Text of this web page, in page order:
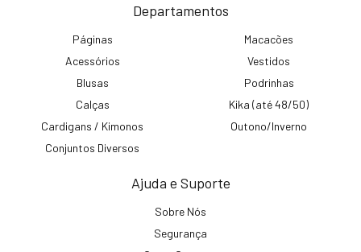
Departamentos
Páginas
Acessórios
Blusas
Calças
Cardigans / Kimonos
Conjuntos Diversos
Macacões
Vestidos
Podrinhas
Kika (até 48/50)
Outono/Inverno
Ajuda e Suporte
Sobre Nós
Segurança